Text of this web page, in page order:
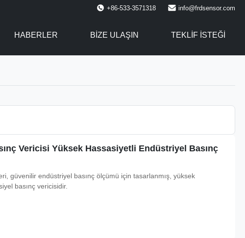
+86-533-3571318 info@frdsensor.com
HABERLER BIZE ULAŞIN TEKLIF ISTEĞI
Vericisi Yüksek Hassasiyetli Endüstriyel Basınç
güvenilir endüstriyel basınç ölçümü için tasarlanmış, yüksek
basınç vericisidir.